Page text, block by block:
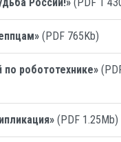
России!» (PDF 1
(PDF 765Kb)
робототехнике»
(PDF 1.25Mb)